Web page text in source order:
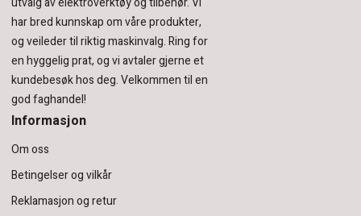
har bred kunnskap om våre produkter,
og veileder til riktig maskinvalg. Ring for
en hyggelig prat, og vi avtaler gjerne et
kundebesøk hos deg.Velkommen til en
god faghandel!
Informasjon
Om oss
Betingelser og vilkår
Reklamasjon og retur